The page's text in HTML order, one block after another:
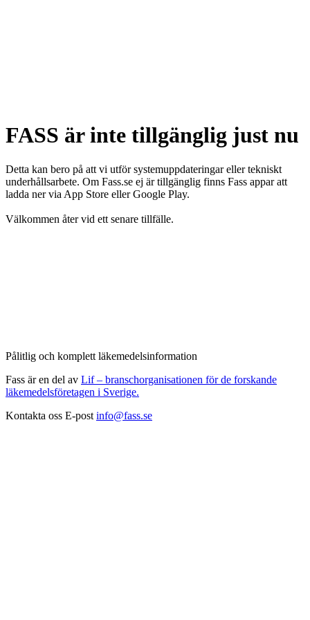
FASS är inte tillgänglig just nu
Detta kan bero på att vi utför systemuppdateringar eller tekniskt
underhållsarbete. Om Fass.se ej är tillgänglig finns Fass appar att
ladda ner via App Store eller Google Play.
Välkommen åter vid ett senare tillfälle.
Pålitlig och komplett läkemedelsinformation
Fass är en del av Lif – branschorganisationen för de forskande
läkemedelsföretagen i Sverige.
Kontakta oss E-post info@fass.se